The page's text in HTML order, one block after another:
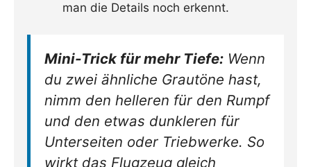
man die Details noch erkennt.
Mini-Trick für mehr Tiefe: Wenn
du zwei ähnliche Grautöne hast,
nimm den helleren für den Rumpf
und den etwas dunkleren für
Unterseiten oder Triebwerke. So
wirkt das Flugzeug gleich